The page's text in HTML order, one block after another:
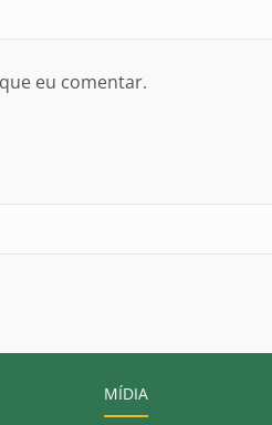
eu comentar.
MÍDIA